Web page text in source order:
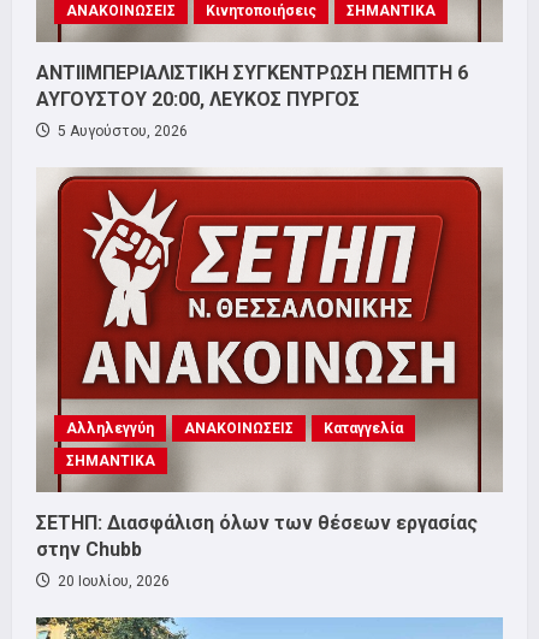
ΑΝΑΚΟΙΝΩΣΕΙΣ Κινητοποιήσεις ΣΗΜΑΝΤΙΚΑ
ΑΝΤΙΙΜΠΕΡΙΑΛΙΣΤΙΚΗ ΣΥΓΚΕΝΤΡΩΣΗ ΠΕΜΠΤΗ 6
ΑΥΓΟΥΣΤΟΥ 20:00, ΛΕΥΚΟΣ ΠΥΡΓΟΣ
5 Αυγούστου, 2026
Αλληλεγγύη ΑΝΑΚΟΙΝΩΣΕΙΣ
Καταγγελία
ΣΗΜΑΝΤΙΚΑ
ΣΕΤΗΠ: Διασφάλιση όλων των θέσεων εργασίας
στην Chubb
20 Ιουλίου, 2026